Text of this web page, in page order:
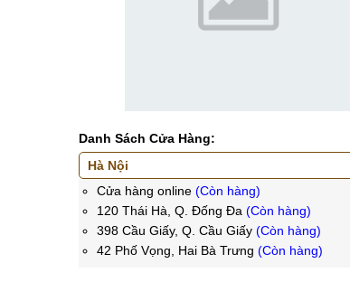
Danh Sách Cửa Hàng:
Cửa hàng online (Còn hàng)
120 Thái Hà, Q. Đống Đa (Còn hàng)
398 Cầu Giấy, Q. Cầu Giấy (Còn hàng)
42 Phố Vọng, Hai Bà Trưng (Còn hàng)